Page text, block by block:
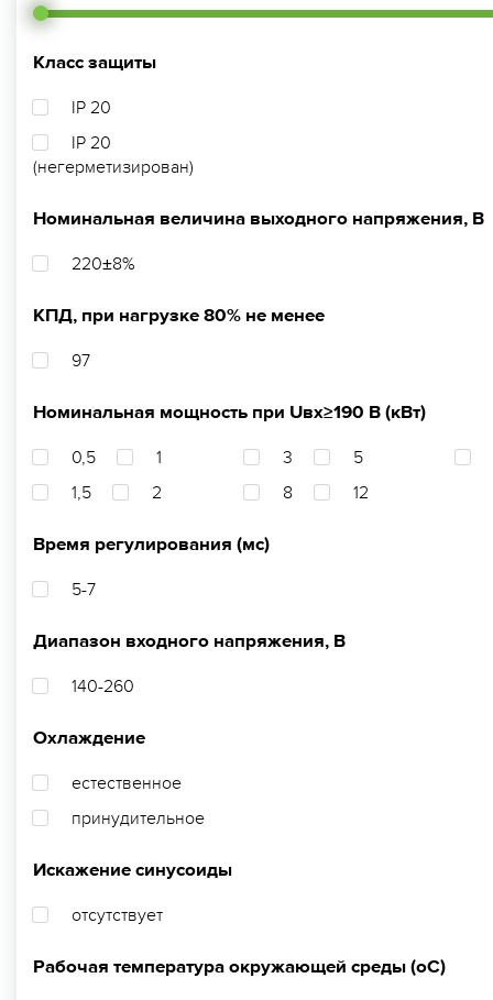
Класс защиты
IP 20
IP 20
(негерметизирован)
Номинальная величина выходного напряжения, В
220±8%
КПД, при нагрузке 80% не менее
97
Номинальная мощность при Uвх≥190 В (кВт)
0,5
1
1,5
2
3
5
8
12
Время регулирования (мс)
5-7
Диапазон входного напряжения, В
140-260
Охлаждение
естественное
принудительное
Искажение синусоиды
отсутствует
Рабочая температура окружающей среды (оС)